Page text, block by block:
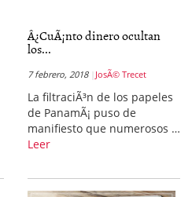
Â¿CuÃ¡nto dinero ocultan
los...
7 febrero, 2018 JosÃ© Trecet
La filtraciÃ³n de los papeles
de PanamÃ¡ puso de
manifiesto que numerosos …
Leer